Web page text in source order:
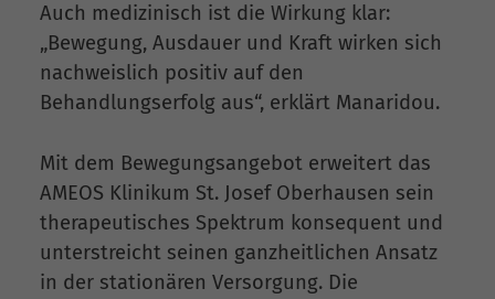
Auch medizinisch ist die Wirkung klar:
„Bewegung, Ausdauer und Kraft wirken sich
nachweislich positiv auf den
Behandlungserfolg aus“, erklärt Manaridou.
Mit dem Bewegungsangebot erweitert das
AMEOS Klinikum St. Josef Oberhausen sein
therapeutisches Spektrum konsequent und
unterstreicht seinen ganzheitlichen Ansatz
in der stationären Versorgung. Die